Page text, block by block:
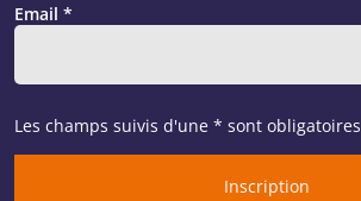
Email *
Les champs suivis d'une * sont obligatoires